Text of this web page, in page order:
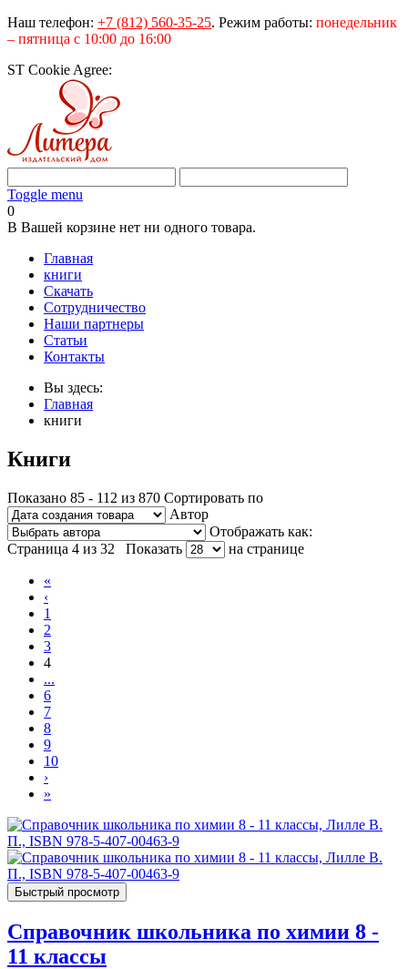
Наш телефон: +7 (812) 560-35-25. Режим работы: понедельник
– пятница с 10:00 до 16:00
ST Cookie Agree:
Toggle menu
0
В Вашей корзине нет ни одного товара.
Главная
книги
Скачать
Сотрудничество
Наши партнеры
Статьи
Контакты
Вы здесь:
Главная
книги
Книги
Показано 85 - 112 из 870 Сортировать по
Автор
Отображать как:
Страница 4 из 32
Показать на странице
«
‹
1
2
3
4
...
6
7
8
9
10
›
»
Быстрый просмотр
Справочник школьника по химии 8 -
11 классы